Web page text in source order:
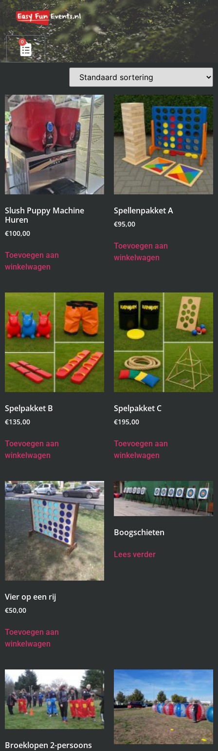
0
Slush Puppy Machine
Huren
€100,00
Toevoegen aan
winkelwagen
Spellenpakket A
€95,00
Toevoegen aan
winkelwagen
Spelpakket B
€135,00
Toevoegen aan
winkelwagen
Spelpakket C
€195,00
Toevoegen aan
winkelwagen
Vier op een rij
€50,00
Toevoegen aan
winkelwagen
Boogschieten
Lees verder
Broeklopen 2-persoons